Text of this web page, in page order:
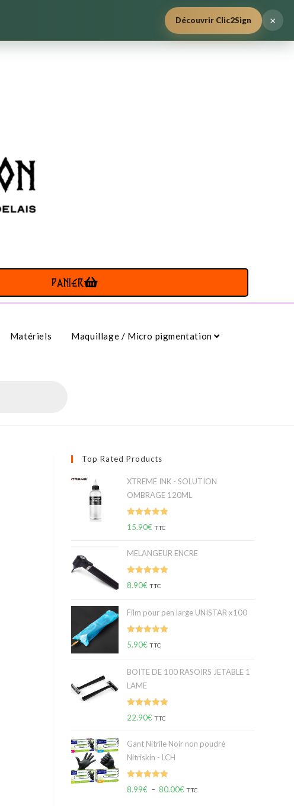
Découvrir Clic2Sign ×
PANIER
Matériels Maquillage / Micro pigmentation
Top Rated Products
XTREME INK - SOLUTION
OMBRAGE 120ML
Note5.00
15.90€ TTC
MELANGEUR ENCRE
Note 5.00
8.90€ TTC
Film pour pen large UNISTAR x100
Note 5.00
5.90€ TTC
BOITE DE 100 RASOIRS JETABLE 1
LAME
Note5.00
22.90€ TTC
Gant Nitrile Noir non poudré
Nitriskin - LCH
Note 5.00
8.99€ – 80.00€ TTC